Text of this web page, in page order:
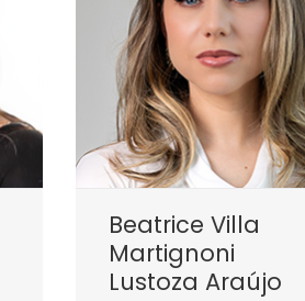
Beatrice Villa
Martignoni
Lustoza Araújo